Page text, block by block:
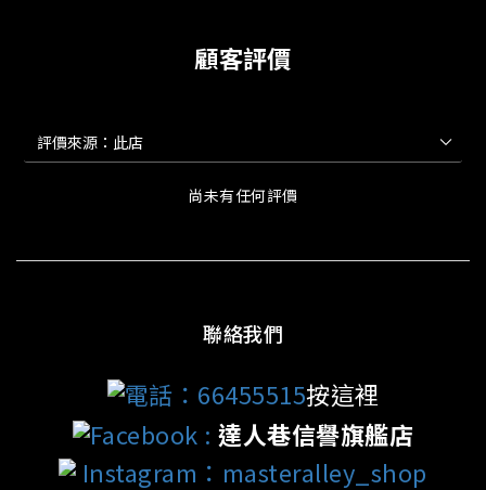
顧客評價
尚未有任何評價
聯絡我們
電話：66455515按這裡
Facebook :達人巷信譽旗艦店
Instagram：masteralley_shop